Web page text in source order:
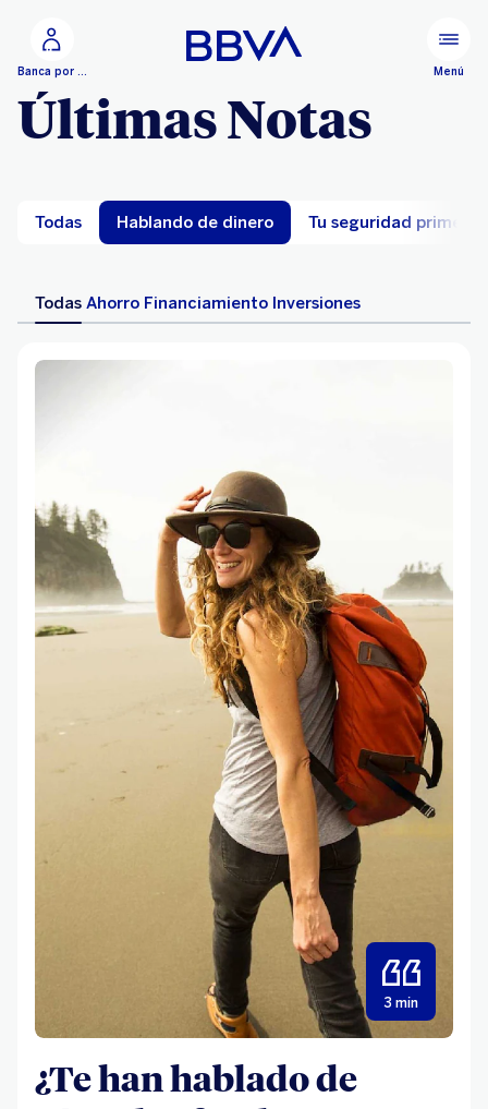
Banca por Internet Menú
Últimas Notas
Todas Hablando de dinero
Todas Ahorro Financiamiento Inversiones
Tu seguridad primero
3 min
¿Te han hablado de